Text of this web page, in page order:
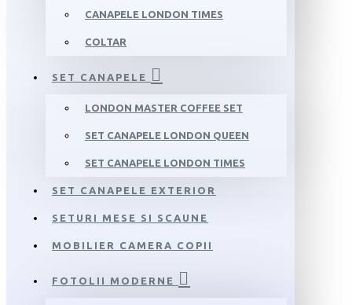
CANAPELE LONDON TIMES
COLTAR
SET CANAPELE
LONDON MASTER COFFEE SET
SET CANAPELE LONDON QUEEN
SET CANAPELE LONDON TIMES
SET CANAPELE EXTERIOR
SETURI MESE SI SCAUNE
MOBILIER CAMERA COPII
FOTOLII MODERNE